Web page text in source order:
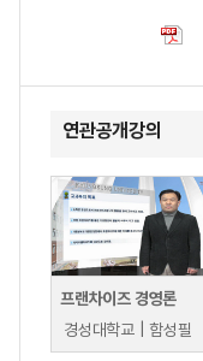
연관공개강의
프랜차이즈 경영론
경성대학교 | 함성필